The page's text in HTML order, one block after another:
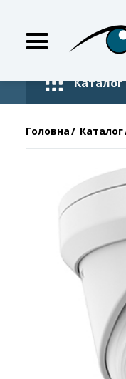
Каталог
Головна Каталог